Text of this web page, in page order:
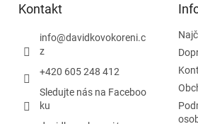
Kontakt
info@davidkovokoreni.c
z
+420 605 248 412
Sledujte nás na Faceboo
ku